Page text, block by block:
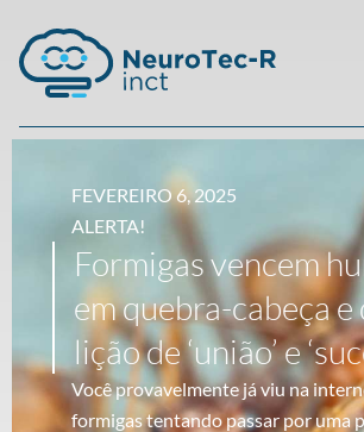
FEVEREIRO 6, 2025
ALERTA!
Formigas vencem
em quebra-cabeça e
lição de ‘união’ e
Você provavelmente já viu na
formigas tentando passar por uma